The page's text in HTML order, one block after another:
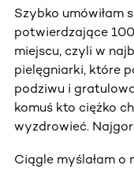
Szybko umówiłam
potwierdzające
miejscu, czyli w
pielęgniarki, które
podziwu i
komuś kto ciężko
wyzdrowieć.
Ciągle myślałam o